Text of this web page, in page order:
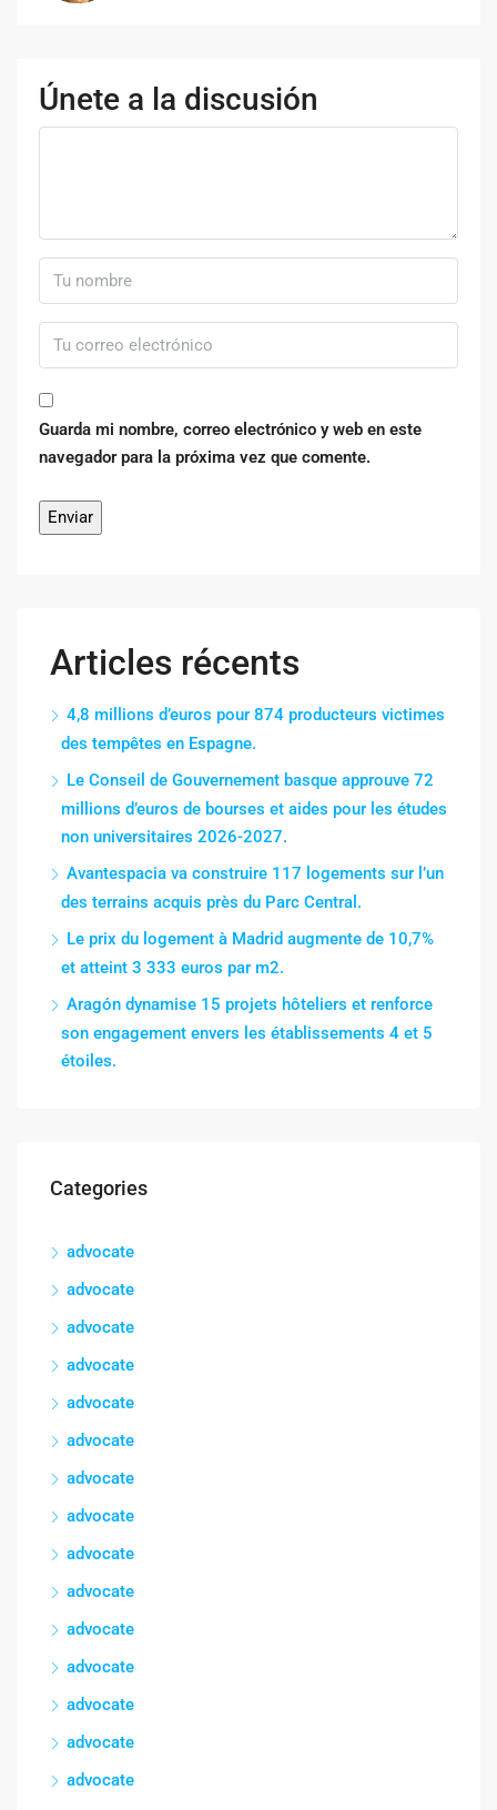
Únete a la discusión
Guarda mi nombre, correo electrónico y web en este
navegador para la próxima vez que comente.
Articles récents
4,8 millions d’euros pour 874 producteurs victimes
des tempêtes en Espagne.
Le Conseil de Gouvernement basque approuve 72
millions d’euros de bourses et aides pour les études
non universitaires 2026-2027.
Avantespacia va construire 117 logements sur l’un
des terrains acquis près du Parc Central.
Le prix du logement à Madrid augmente de 10,7%
et atteint 3 333 euros par m2.
Aragón dynamise 15 projets hôteliers et renforce
son engagement envers les établissements 4 et 5
étoiles.
Categories
advocate
advocate
advocate
advocate
advocate
advocate
advocate
advocate
advocate
advocate
advocate
advocate
advocate
advocate
advocate